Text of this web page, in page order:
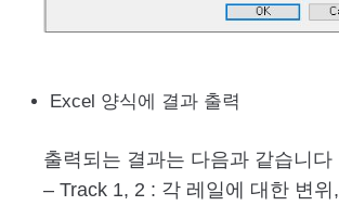
Excel 양식에 결과 출력
출력되는 결과는 다음과 같습니다
– Track 1, 2 : 각 레일에 대한 변